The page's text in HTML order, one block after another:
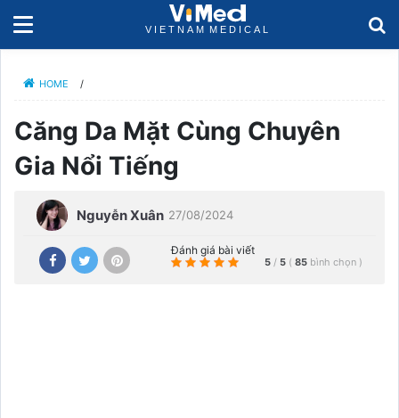
HOME /
Căng Da Mặt Cùng Chuyên
Gia Nổi Tiếng
Nguyễn Xuân 27/08/2024
Đánh giá bài viết
5 / 5 ( 85 bình chọn )